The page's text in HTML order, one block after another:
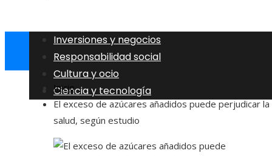
Inversiones y negocios
Responsabilidad social
Cultura y ocio
Ciencia y tecnología
Inicio
El exceso de azúcares añadidos puede perjudicar la
salud, según estudio